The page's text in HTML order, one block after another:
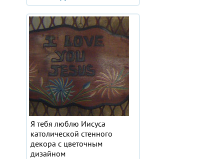
Я тебя люблю Иисуса
католической стенного
декора с цветочным
дизайном